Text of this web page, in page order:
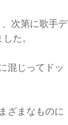
次第に歌手デ
た。
混じってドッ
ざまなものに